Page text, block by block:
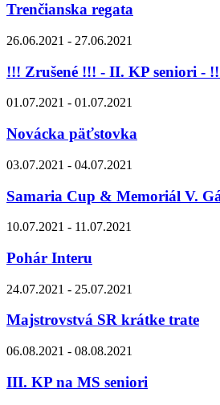
Trenčianska regata
26.06.2021 - 27.06.2021
!!! Zrušené !!! - II. KP seniori -
01.07.2021 - 01.07.2021
Novácka päťstovka
03.07.2021 - 04.07.2021
Samaria Cup & Memoriál V.
10.07.2021 - 11.07.2021
Pohár Interu
24.07.2021 - 25.07.2021
Majstrovstvá SR krátke trate
06.08.2021 - 08.08.2021
III. KP na MS seniori